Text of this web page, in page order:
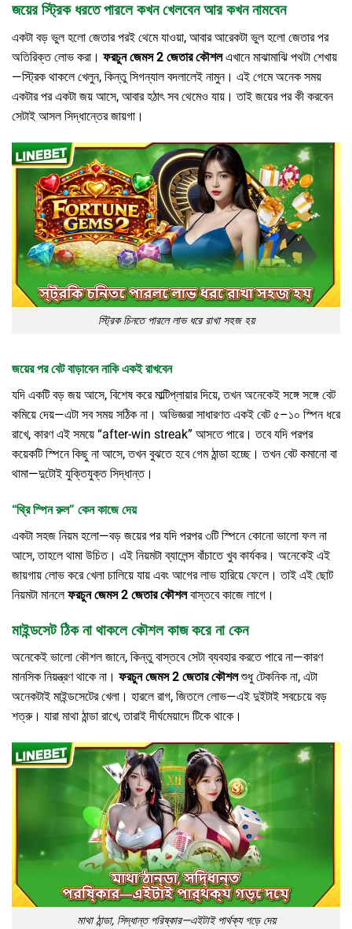
জয়ের স্ট্রিক ধরতে পারলে কখন খেলবেন আর কখন নামবেন
একটা বড় ভুল হলো জেতার পরই থেমে যাওয়া, আবার আরেকটা ভুল হলো জেতার পর
অতিরিক্ত লোভ করা। ফরচুন জেমস 2 জেতার কৌশলএখানে মাঝামাঝি পথটা শেখায়
—স্ট্রিক থাকলে খেলুন, কিন্তু সিগন্যাল বদলালেই নামুন। এই গেমে অনেক সময়
একটার পর একটা জয় আসে, আবার হঠাৎ সব থেমেও যায়। তাই জয়ের পর কী করবেন
সেটাই আসল সিদ্ধান্তের জায়গা।
স্ট্রিক চিনতে পারলে লাভ ধরে রাখা সহজ হয়
জয়ের পর বেট বাড়াবেন নাকি একই রাখবেন
যদি একটি বড় জয় আসে, বিশেষ করে মাল্টিপ্লায়ার দিয়ে, তখন অনেকেই সঙ্গে সঙ্গে বেট
কমিয়ে দেয়—এটা সব সময় সঠিক না। অভিজ্ঞরা সাধারণত একই বেট ৫–১০ স্পিন ধরে
রাখে, কারণ এই সময়ে “after-win streak” আসতে পারে। তবে যদি পরপর
কয়েকটি স্পিনে কিছু না আসে, তখন বুঝতে হবে গেম ঠান্ডা হচ্ছে। তখন বেট কমানো বা
থামা—দুটোই যুক্তিযুক্ত সিদ্ধান্ত।
“থ্রি স্পিন রুল” কেন কাজে দেয়
একটা সহজ নিয়ম হলো—বড় জয়ের পর যদি পরপর ৩টি স্পিনে কোনো ভালো ফল না
আসে, তাহলে থামা উচিত। এই নিয়মটা ব্যালেন্স বাঁচাতে খুব কার্যকর। অনেকেই এই
জায়গায় লোভ করে খেলা চালিয়ে যায় এবং আগের লাভ হারিয়ে ফেলে। তাই এই ছোট
নিয়মটা মানলেফরচুন জেমস 2 জেতার কৌশলবাস্তবে কাজে লাগে।
মাইন্ডসেট ঠিক না থাকলে কৌশল কাজ করে না কেন
অনেকেই ভালো কৌশল জানে, কিন্তু বাস্তবে সেটা ব্যবহার করতে পারে না—কারণ
মানসিক নিয়ন্ত্রণ থাকে না। ফরচুন জেমস 2 জেতার কৌশলশুধু টেকনিক না, এটা
অনেকটাই মাইন্ডসেটের খেলা। হারলে রাগ, জিতলে লোভ—এই দুইটাই সবচেয়ে বড়
শত্রু। যারা মাথা ঠান্ডা রাখে, তারাই দীর্ঘমেয়াদে টিকে থাকে।
মাথা ঠান্ডা, সিদ্ধান্ত পরিষ্কার—এইটাই পার্থক্য গড়ে দেয়